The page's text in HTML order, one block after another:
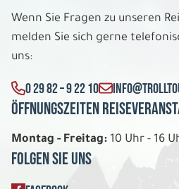
Mo. 10.08. - Mo.
Belegung: 1
REISE VERBINDLICH
Wenn Sie Fragen zu unseren
melden Sie sich gerne
uns:
0 29 82 – 9 22 10
Öffnungszeiten
Montag - Freitag: 10 Uhr - 16
Folgen Sie uns